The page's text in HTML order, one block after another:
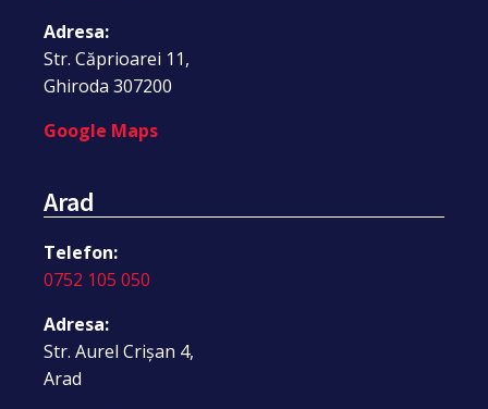
Adresa:
Str. Căprioarei 11,
Ghiroda 307200
Google Maps
Arad
Telefon:
0752 105 050
Adresa:
Str. Aurel Crișan 4,
Arad